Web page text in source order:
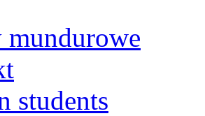
mundurowe
students